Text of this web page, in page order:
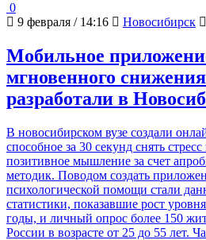
0
9 февраля / 14:16
Новосибирск
Мобильное
мгновенного снижения
разработали в
В новосибирском вузе создали
способное за 30 секунд снять
позитивное мышление за счет
методик. Поводом создать
психологической помощи стали
статистики, показавшие рост
годы, и личный опрос более 150
России в возрасте от 25 до 55 лет.